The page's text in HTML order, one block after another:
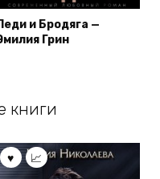
и Бродяга —
Грин
книги